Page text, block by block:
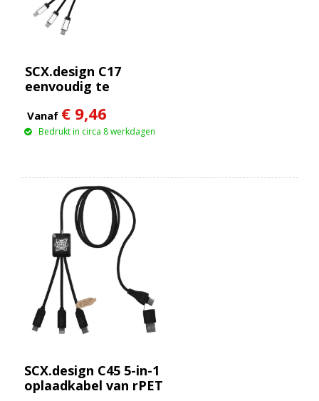
SCX.design C17
eenvoudig te
oplichtende kabel
Vanaf € 9,46
Bedrukt in circa 8 werkdagen
SCX.design C45 5-in-1
oplaadkabel van rPET